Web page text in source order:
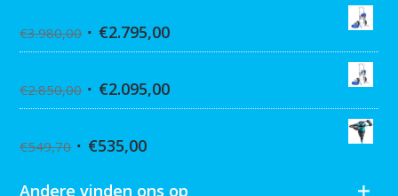
€3.980,00 €2.795,00
€2.850,00 €2.095,00
€549,70 €535,00
Andere vinden ons op